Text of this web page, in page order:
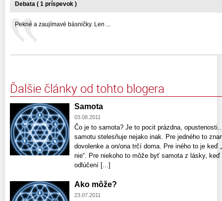
Debata ( 1 príspevok )
Pekné a zaujímavé básničky. Len ...
Ďalšie články od tohto blogera
Samota
03.08.2011
Čo je to samota? Je to pocit prázdna,
samotu stelesňuje nejako inak. Pre jedného to
dovolenke a on/ona trčí doma. Pre iného to je keď
nie“. Pre niekoho to môže byť samota z lásky,
odlúčení [...]
Ako môže?
23.07.2011